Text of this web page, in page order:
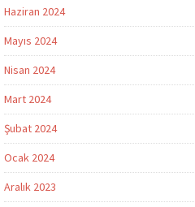
Haziran 2024
Mayıs 2024
Nisan 2024
Mart 2024
Şubat 2024
Ocak 2024
Aralık 2023